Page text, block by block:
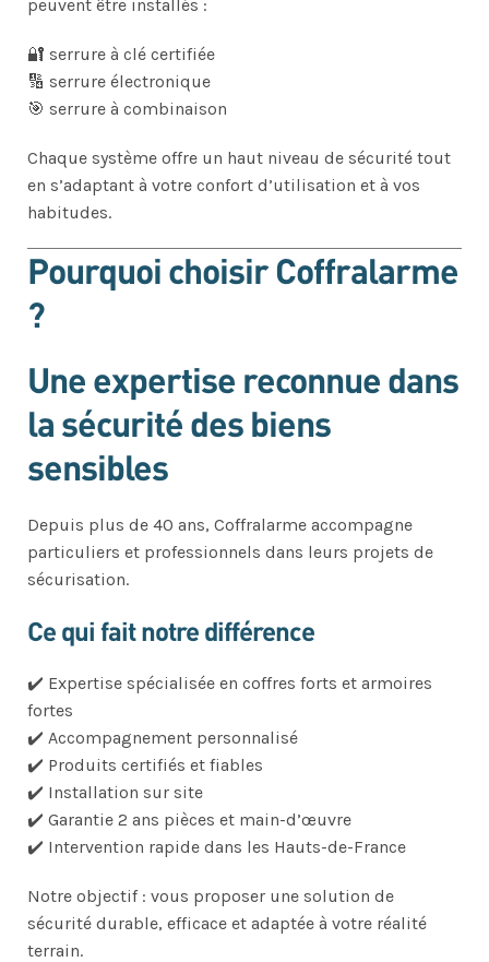
peuvent être installés :
🔐 serrure à clé certifiée
🔢 serrure électronique
🎯 serrure à combinaison
Chaque système offre un haut niveau de sécurité tout
en s’adaptant à votre confort d’utilisation et à vos
habitudes.
Pourquoi choisir Coffralarme
?
Une expertise reconnue dans
la sécurité des biens
sensibles
Depuis plus de 40 ans, Coffralarme accompagne
particuliers et professionnels dans leurs projets de
sécurisation.
Ce qui fait notre différence
✔️ Expertise spécialisée en coffres forts et armoires
fortes
✔️ Accompagnement personnalisé
✔️ Produits certifiés et fiables
✔️ Installation sur site
✔️ Garantie 2 ans pièces et main-d’œuvre
✔️ Intervention rapide dans les Hauts-de-France
Notre objectif : vous proposer une solution de
sécurité durable, efficace et adaptée à votre réalité
terrain.